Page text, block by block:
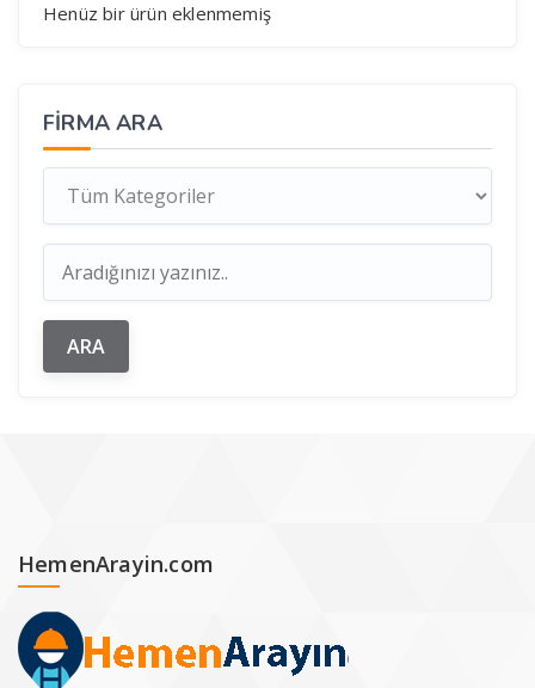
Henüz bir ürün eklenmemiş
FIRMA ARA
HemenArayin.com